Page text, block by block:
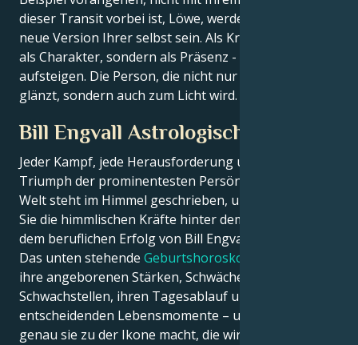
dieser Transit vorbei ist, Löwe, werden Sie eine völlig
neue Version Ihrer selbst sein. Als Kraft - nicht nur
als Charakter, sondern als Präsenz - werden Sie
aufsteigen. Die Person, die nicht nur im Rampenlicht
glänzt, sondern auch zum Licht wird.
Bill Engvall Astrologisches Porträt
Jeder Kampf, jede Herausforderung und jeder
Triumph der prominentesten Persönlichkeiten der
Welt steht im Himmel geschrieben, und jetzt können
Sie die himmlischen Kräfte hinter dem Charme und
dem beruflichen Erfolg von Bill Engvall entschlüsseln.
Das unten stehende Geburtshoroskop
ihre angeborenen Stärken, Schwächen,
Schwachstellen, ihren Tagesablauf und ihre
entscheidenden Lebensmomente – und enthüllt, was
genau sie zu der Ikone macht, die wir bewundern